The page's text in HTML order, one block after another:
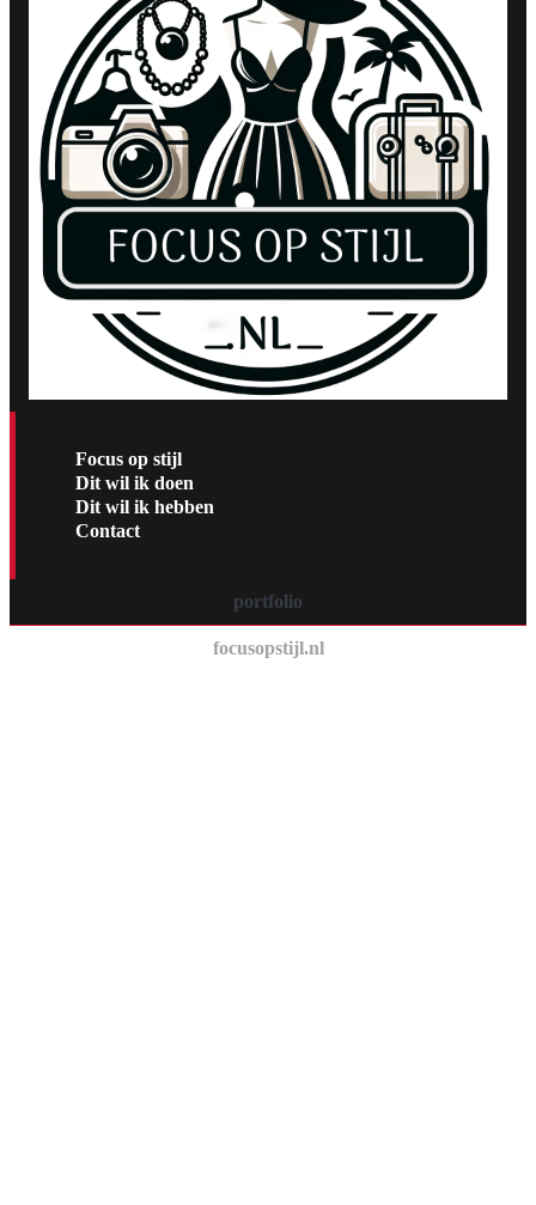
Focus op stijl
Dit wil ik doen
Dit wil ik hebben
Contact
portfolio
focusopstijl.nl